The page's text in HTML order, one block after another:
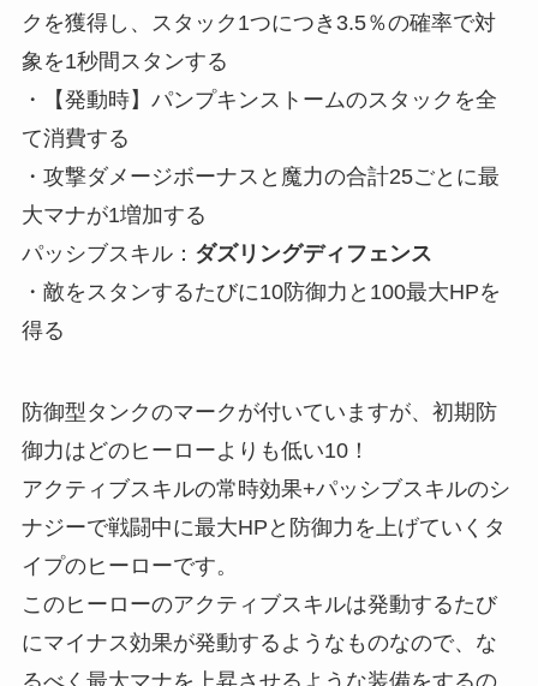
クを獲得し、スタック1つにつき3.5％の確率で対
象を1秒間スタンする
・【発動時】パンプキンストームのスタックを全
て消費する
・攻撃ダメージボーナスと魔力の合計25ごとに最
大マナが1増加する
パッシブスキル： ダズリングディフェンス
・敵をスタンするたびに10防御力と100最大HPを
得る
防御型タンクのマークが付いていますが、初期防
御力はどのヒーローよりも低い10！
アクティブスキルの常時効果+パッシブスキルのシ
ナジーで戦闘中に最大HPと防御力を上げていくタ
イプのヒーローです。
このヒーローのアクティブスキルは発動するたび
にマイナス効果が発動するようなものなので、な
るべく最大マナを上昇させるような装備をするの